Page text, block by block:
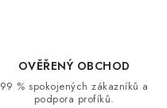
OVĚŘENÝ OBCHOD
99 % spokojených zákazníků a
podpora profíků.